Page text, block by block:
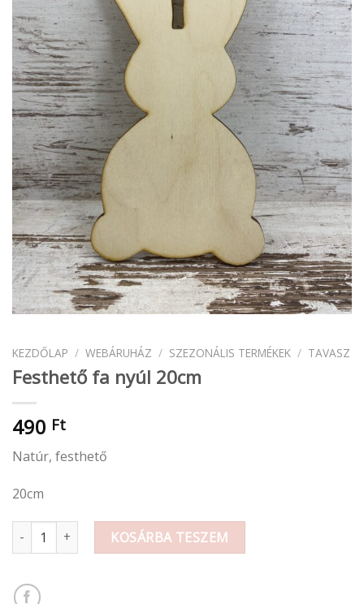
KEZDŐLAP / WEBÁRUHÁZ / SZEZONÁLIS TERMÉKEK / TAVASZ
Festhető fa nyúl 20cm
490 Ft
Natúr, festhető
20cm
Festhető fa nyúl 20cm mennyiség
KOSÁRBA TESZEM